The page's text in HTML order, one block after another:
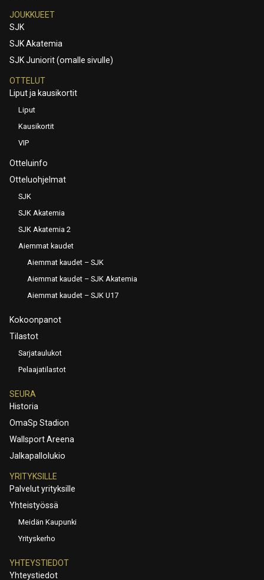
JOUKKUEET
SJK
SJK Akatemia
SJK Juniorit (omalle sivulle)
OTTELUT
Liput ja kausikortit
Liput
Kausikortit
VIP
Otteluinfo
Otteluohjelmat
SJK
SJK Akatemia
SJK Akatemia 2
Aiemmat kaudet
Aiemmat kaudet – SJK
Aiemmat kaudet – SJK Akatemia
Aiemmat kaudet – SJK U17
Kokoonpanot
Tilastot
Sarjataulukot
Pelaajatilastot
SEURA
Historia
OmaSp Stadion
Wallsport Areena
Jalkapallolukio
YRITYKSILLE
Palvelut yrityksille
Yhteistyössä
Meidän Kaupunki
Yrityskerho
YHTEYSTIEDOT
Yhteystiedot